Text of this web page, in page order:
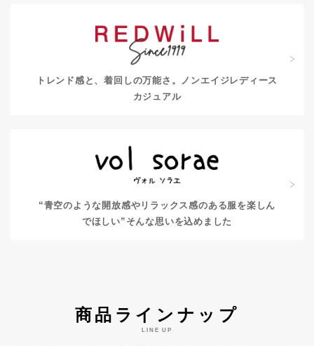
トレンド感と、着回しの万能さ。
ノンエイジレディース
カジュアル
“青空のような開放感やリラックス感のある服を楽しん
でほしい” そんな思いを込めました
商品ラインナップ
LINE UP